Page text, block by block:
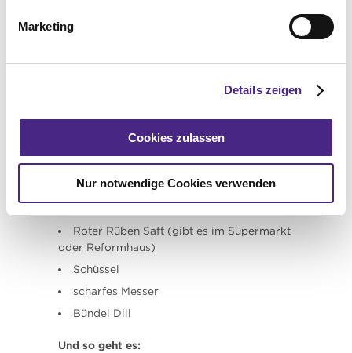
Marketing
Details zeigen
Cookies zulassen
Nur notwendige Cookies verwenden
sorgen diese Eier, die man im
sind vegetarisch und ohne die sonst
üblichen Fischeier. Stattdessen kann man
Kräuter, wie zum Beispiel Dille, verwenden.
Bauernbrot mit Butter.
Das braucht man dafür:
gekochte, geschälte und noch warme
Roter Rüben Saft (gibt es im Supermarkt
oder Reformhaus)
Schüssel
scharfes Messer
Bündel Dill
Und so geht es: